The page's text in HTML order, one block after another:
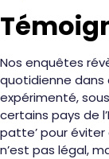
Nos enquêtes
quotidienne dans
expérimenté,
certains pays de
patte’ pour
n’est pas légal,